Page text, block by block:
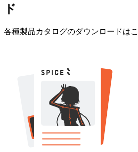
ド
各種製品カタログのダウンロードはこ